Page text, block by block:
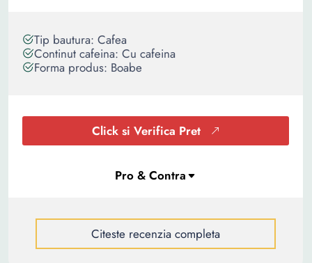
Tip bautura: Cafea
Continut cafeina: Cu cafeina
Forma produs: Boabe
Click si Verifica Pret
Citeste recenzia completa